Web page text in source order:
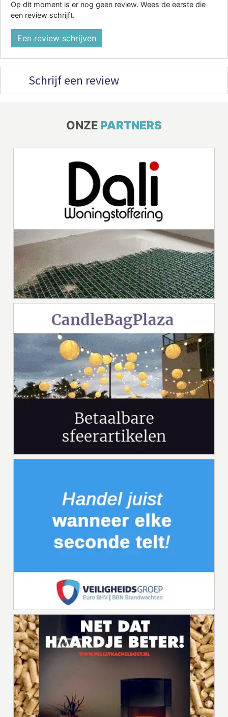
Op dit moment is er nog geen review. Wees de eerste die
een review schrijft.
Een review schrijven
Schrijf een review
ONZE PARTNERS